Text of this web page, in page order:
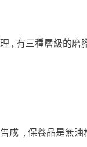
, 有三種層級的磨
成 , 保養品是無